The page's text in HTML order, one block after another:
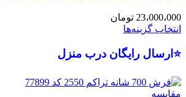
23،000،000 تومان
انتخاب گزینه‌ها
⭐ارسال رایگان درب منزل
مقایسه